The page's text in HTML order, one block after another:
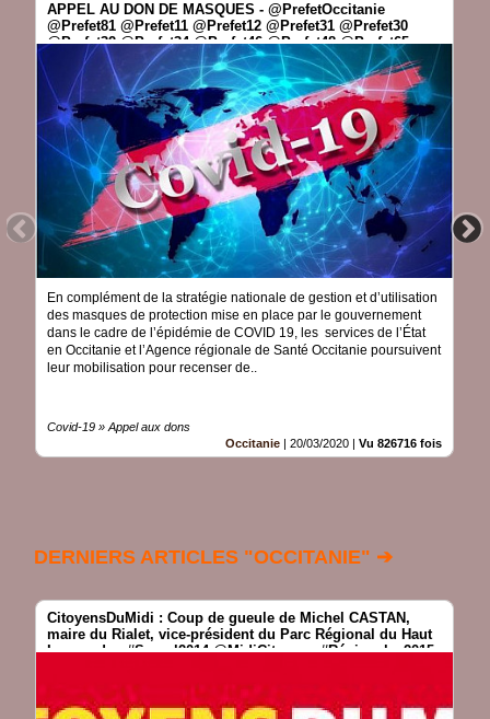
APPEL AU DON DE MASQUES - @PrefetOccitanie
@Prefet81 @Prefet11 @Prefet12 @Prefet31 @Prefet30
@Prefet32 @Prefet34 @Prefet46 @Prefet48 @Prefet65
@Prefet66 @Prefet09 @Prefet81 @ARS_OC
En complément de la stratégie nationale de gestion et d’utilisation
des masques de protection mise en place par le gouvernement
dans le cadre de l’épidémie de COVID 19, les services de l’État
en Occitanie et l’Agence régionale de Santé Occitanie poursuivent
leur mobilisation pour recenser de..
Covid-19 » Appel aux dons
Occitanie
20/03/2020 Vu 826716 fois
DERNIERS ARTICLES "OCCITANIE" ➔
CitoyensDuMidi : Coup de gueule de Michel CASTAN,
maire du Rialet, vice-président du Parc Régional du Haut
Languedoc #Saurel2014 @MidiCitoyens #Régionales2015